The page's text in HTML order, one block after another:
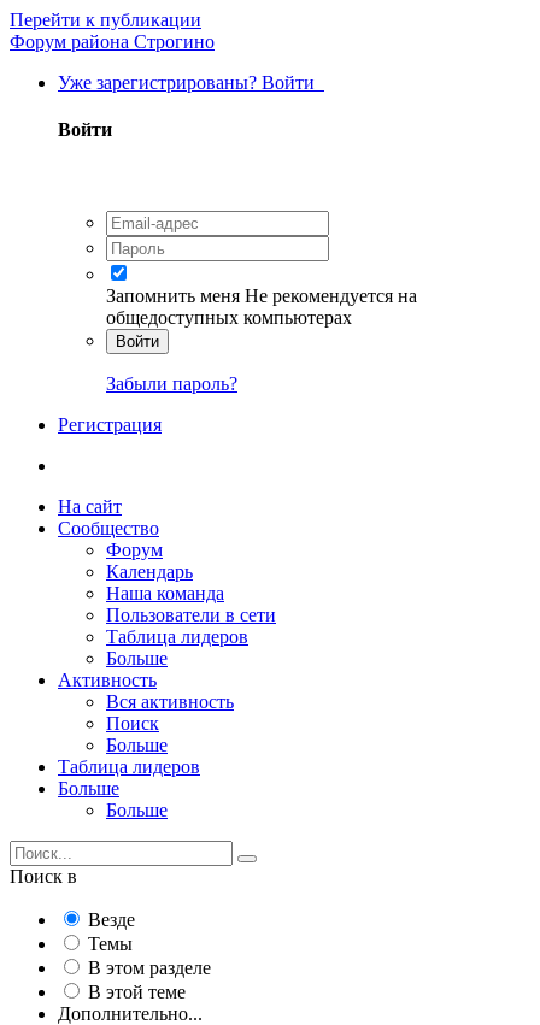
Перейти к публикации
Форум района Строгино
Уже зарегистрированы? Войти
Войти
Запомнить меня Не рекомендуется на
общедоступных компьютерах
Войти
Забыли пароль?
Регистрация
На сайт
Сообщество
Форум
Календарь
Наша команда
Пользователи в сети
Таблица лидеров
Больше
Активность
Вся активность
Поиск
Больше
Таблица лидеров
Больше
Больше
Поиск в
Везде
Темы
В этом разделе
В этой теме
Дополнительно...